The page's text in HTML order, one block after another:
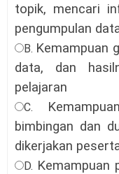
topik, mencari
pengumpulan
B. Kemampuan
data, dan
pelajaran
C.
bimbingan dan
dikerjakan
D. Kemampuan